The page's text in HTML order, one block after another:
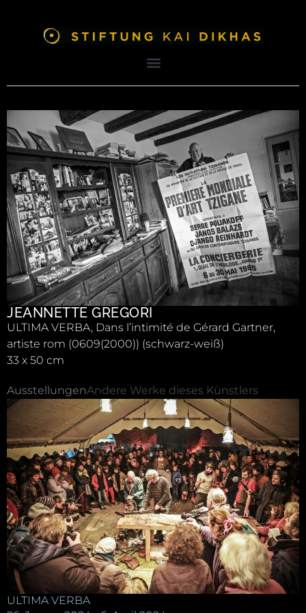
JEANNETTE GREGORI
ULTIMA VERBA, Dans l’intimité de Gérard Gartner,
artiste rom (0609(2000)) (schwarz-weiß)
33 x 50 cm
AusstellungenAndere Werke dieses Künstlers
ULTIMA VERBA